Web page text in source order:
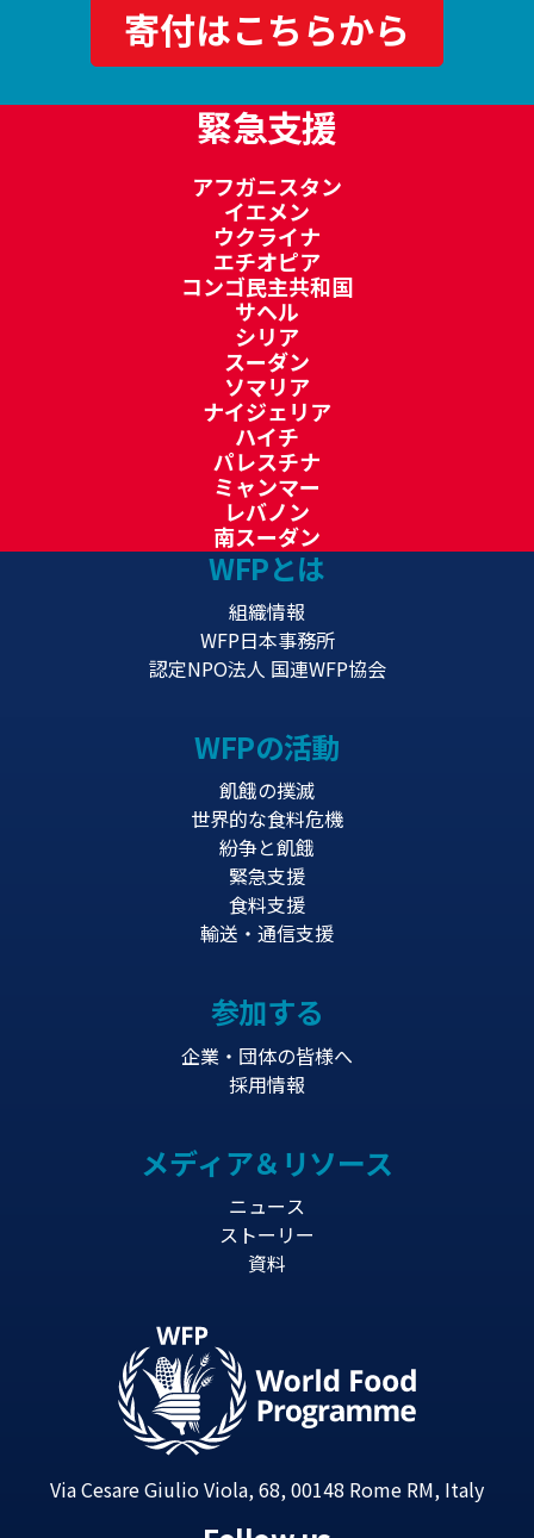
寄付はこちらから
緊急支援
アフガニスタン
イエメン
ウクライナ
エチオピア
コンゴ民主共和国
サヘル
シリア
スーダン
ソマリア
ナイジェリア
ハイチ
パレスチナ
ミャンマー
レバノン
南スーダン
WFPとは
組織情報
WFP日本事務所
認定NPO法人 国連WFP協会
WFPの活動
飢餓の撲滅
世界的な食料危機
紛争と飢餓
緊急支援
食料支援
輸送・通信支援
参加する
企業・団体の皆様へ
採用情報
メディア＆リソース
ニュース
ストーリー
資料
Via Cesare Giulio Viola, 68, 00148 Rome RM, Italy